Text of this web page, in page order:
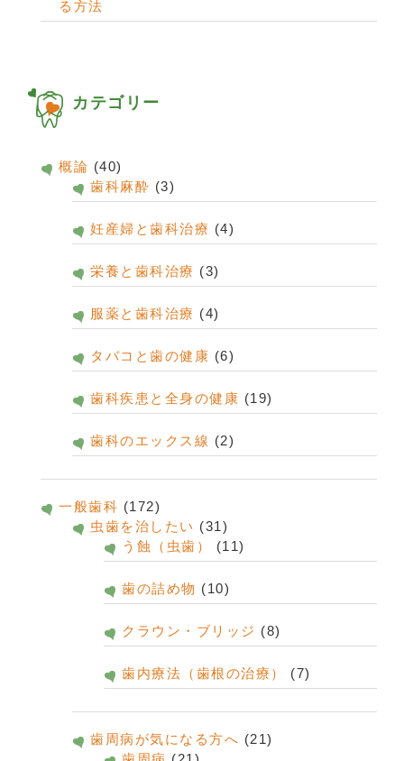
る方法
カテゴリー
概論 (40)
歯科麻酔 (3)
妊産婦と歯科治療 (4)
栄養と歯科治療 (3)
服薬と歯科治療 (4)
タバコと歯の健康 (6)
歯科疾患と全身の健康 (19)
歯科のエックス線 (2)
一般歯科 (172)
虫歯を治したい (31)
う蝕（虫歯）
(11)
歯の詰め物 (10)
クラウン・ブリッジ (8)
歯内療法（歯根の治療） (7)
歯周病が気になる方へ (21)